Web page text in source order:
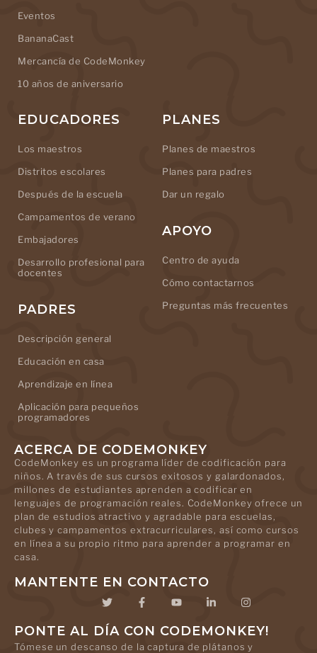
Eventos
BananaCast
Mercancía de CodeMonkey
10 años de aniversario
EDUCADORES
Los maestros
Distritos escolares
Después de la escuela
Campamentos de verano
Embajadores
Desarrollo profesional para
docentes
PADRES
Descripción general
Educación en casa
Aprendizaje en línea
Aplicación para pequeños
programadores
PLANES
Planes de maestros
Planes para padres
Dar un regalo
APOYO
Centro de ayuda
Cómo contactarnos
Preguntas más frecuentes
ACERCA DE CODEMONKEY
CodeMonkey es un programa líder de codificación para
niños. A través de sus cursos exitosos y galardonados,
millones de estudiantes aprenden a codificar en
lenguajes de programación reales. CodeMonkey ofrece un
plan de estudios atractivo y agradable para escuelas,
clubes y campamentos extracurriculares, así como cursos
en línea a su propio ritmo para aprender a programar en
casa.
MANTENTE EN CONTACTO
PONTE AL DÍA CON CODEMONKEY!
Tómese un descanso de la captura de plátanos y